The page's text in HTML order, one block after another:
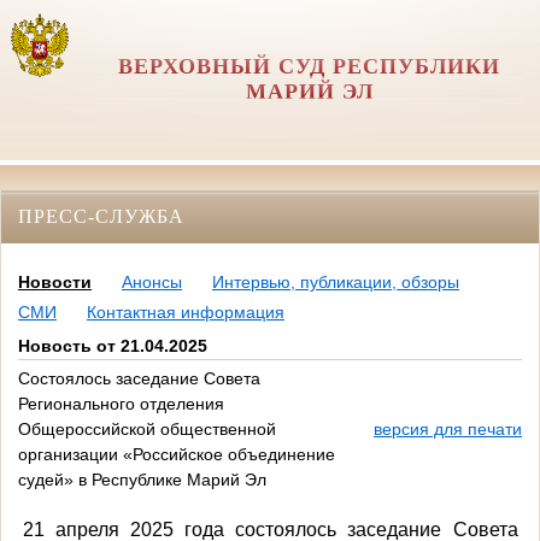
ВЕРХОВНЫЙ СУД РЕСПУБЛИКИ
МАРИЙ ЭЛ
ПРЕСС-СЛУЖБА
Новости Анонсы
Интервью, публикации, обзоры
СМИ
Контактная информация
Новость от 21.04.2025
Состоялось заседание Совета
Регионального отделения
Общероссийской общественной
организации «Российское объединение
судей» в Республике Марий Эл
версия для печати
21 апреля 2025 года состоялось заседание Совета